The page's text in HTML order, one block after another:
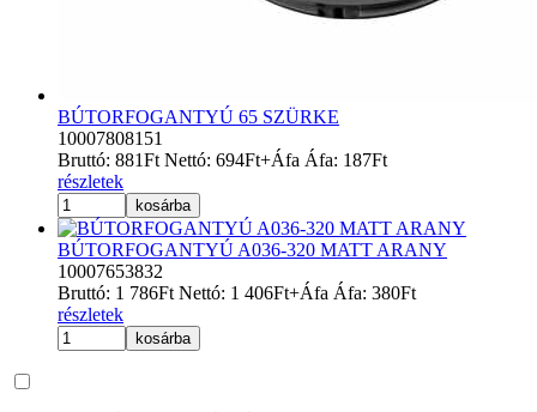
BÚTORFOGANTYÚ 65 SZÜRKE
10007808151
Bruttó: 881Ft Nettó: 694Ft+Áfa Áfa: 187Ft
részletek
kosárba
BÚTORFOGANTYÚ A036-320 MATT ARANY
10007653832
Bruttó: 1 786Ft Nettó: 1 406Ft+Áfa Áfa: 380Ft
részletek
kosárba